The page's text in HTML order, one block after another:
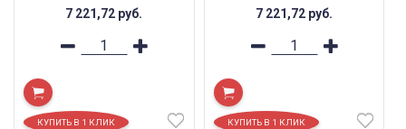
7 221,72 руб. 7 221,72 руб.